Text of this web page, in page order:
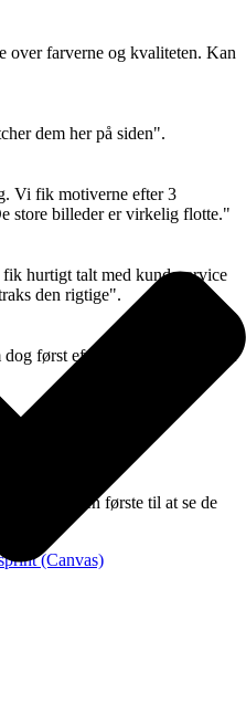
over farverne og kvaliteten. Kan
dem her på siden".
Vi fik motiverne efter 3
store billeder er virkelig flotte."
hurtigt talt med kundeservice
den rigtige".
først efter 7 dage, det var lidt
for at være den første til at se de